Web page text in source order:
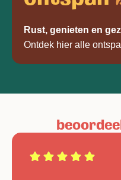
Rust, genieten en
Ontdek hier alle